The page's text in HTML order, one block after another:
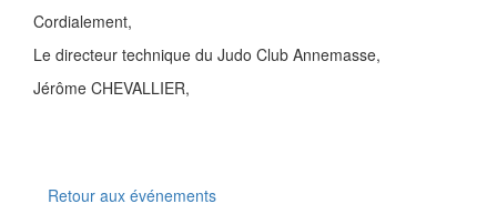
Cordialement,
Le directeur technique du Judo Club Annemasse,
Jérôme CHEVALLIER,
Retour aux événements